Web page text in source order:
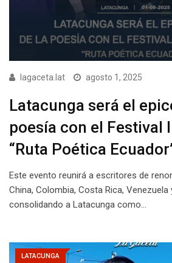
lagaceta.lat agosto 1, 2025
Latacunga será el
poesía con el Festival
“Ruta Poética
Este evento reunirá a escritores de
China, Colombia, Costa Rica, Venezuela
consolidando a Latacunga como…
LATACUNGA